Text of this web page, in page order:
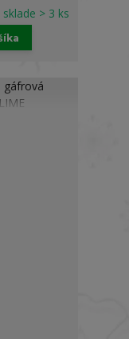
sklade > 3 ks